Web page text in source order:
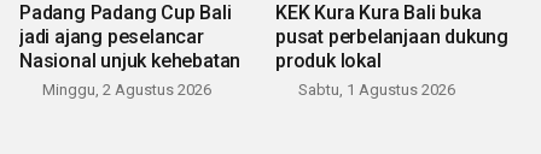
Padang Padang Cup Bali
jadi ajang peselancar
Nasional unjuk kehebatan
Minggu, 2 Agustus 2026
KEK Kura Kura Bali buka
pusat perbelanjaan dukung
produk lokal
Sabtu, 1 Agustus 2026